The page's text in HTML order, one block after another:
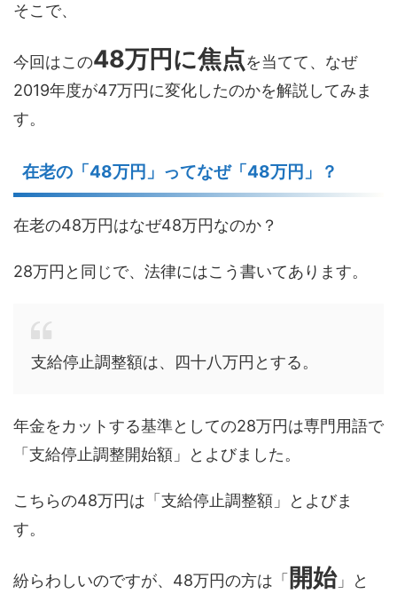
そこで、
今回はこの48万円に焦点を当てて、なぜ
2019年度が47万円に変化したのかを解説してみま
す。
在老の「48万円」ってなぜ「48万円」？
在老の48万円はなぜ48万円なのか？
28万円と同じで、法律にはこう書いてあります。
支給停止調整額は、四十八万円とする。
年金をカットする基準としての28万円は専門用語で
「支給停止調整開始額」とよびました。
こちらの48万円は「支給停止調整額」とよびま
す。
紛らわしいのですが、48万円の方は「 開始」と